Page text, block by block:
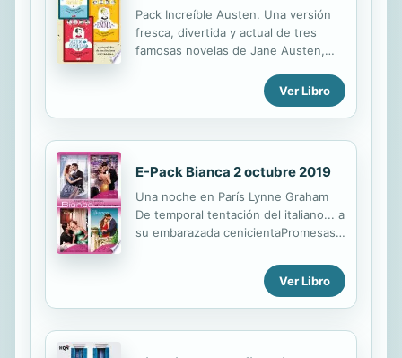
Pack Increíble Austen. Una versión
fresca, divertida y actual de tres
famosas novelas de Jane Austen,
ilustraciones en blanco y negro.
Orgullo y prejuicio. Una protagonista
atrevida y rebelde. Emma. Le gusta
hacer de celestina con sus vecinos.
apoyarse mutuamente para llegar a
ser felices.
Ver Libro
E-Pack Bianca 2 octubre 2019
Una noche en París Lynne Graham
De temporal tentación del italiano... a
su embarazada cenicientaPromesas
redimirse con un matrimonio de
conveniencia? Corazón encarcelado
Natalie Anderson Su maravilloso
Ver Libro